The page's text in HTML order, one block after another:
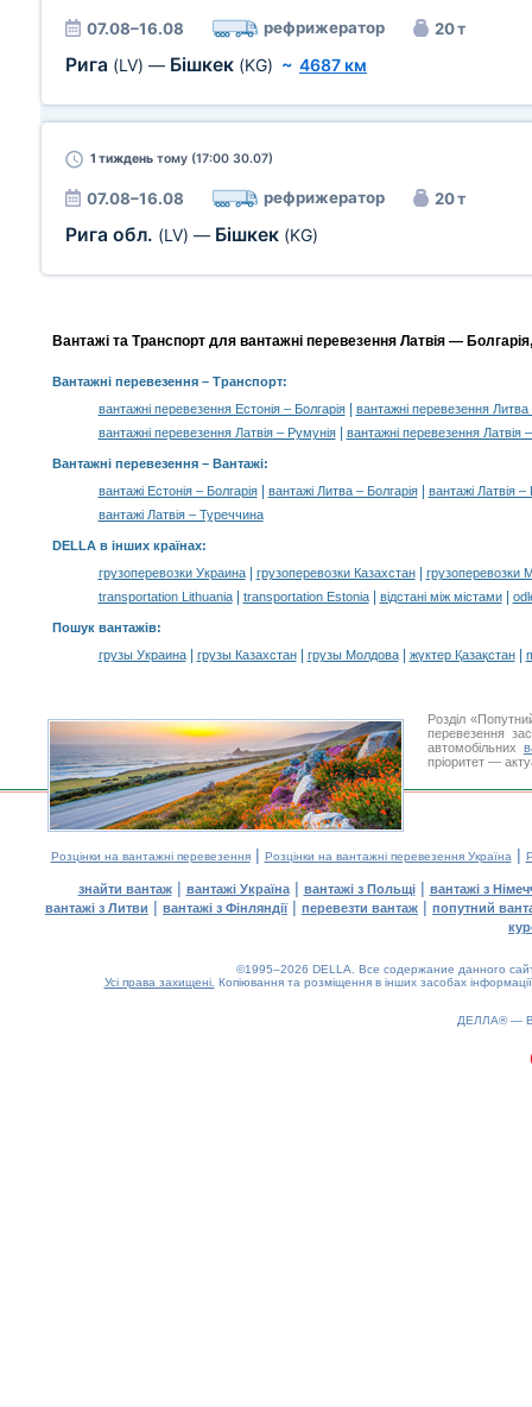
07.08–16.08 рефрижератор 20 т
Рига (LV) — Бішкек (KG) ~ 4687 км
1 тиждень тому (17:00 30.07)
07.08–16.08 рефрижератор 20 т
Рига обл. (LV) — Бішкек (KG)
Вантажі та Транспорт для вантажні перевезення Латвія —
Вантажні перевезення– Транспорт:
вантажні перевезення Естонія – Болгарія|
вантажні перевезення Литва
вантажні перевезення Латвія – Румунія| вантажні перевезення Латвія
Вантажні перевезення – Вантажі:
вантажі Естонія – Болгарія| вантажі Литва – Болгарія|
вантажі Латвія –
вантажі Латвія – Туреччина
DELLA в інших країнах:
грузоперевозки Украина| грузоперевозки Казахстан|
грузоперевозки
transportation Lithuania| transportation Estonia| відстані між містами|
Пошук вантажів:
грузы Украина| грузы Казахстан| грузы Молдова| жүктер Қазақстан|
Розділ
перевезення
автомобільних
пріоритет —
Розцінки на вантажні перевезення| Розцінки на вантажні перевезення Україна |
знайти вантаж| вантажі Україна| вантажі з Польщі| вантажі з
вантажі з Литви | вантажі з Фінляндії| перевезти вантаж | попутний
©1995–2026 DELLA. Все содержание данного
Усі права захищені. Копіювання та розміщення в інших засобах
ДЕЛЛА® —